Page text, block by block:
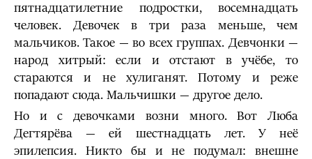
пятнадцатилетние подростки, восемнадцать
человек. Девочек в три раза меньше, чем
мальчиков. Такое — во всех группах. Девчонки —
народ хитрый: если и отстают в учёбе, то
стараются и не хулиганят. Потому и реже
попадают сюда. Мальчишки — другое дело.
Но и с девочками возни много. Вот Люба
Дегтярёва — ей шестнадцать лет. У неё
эпилепсия. Никто бы и не подумал: внешне